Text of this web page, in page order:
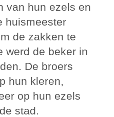
van hun ezels en
huismeester
de zakken te
werd de beker in
De broers
hun kleren,
op hun ezels
stad.